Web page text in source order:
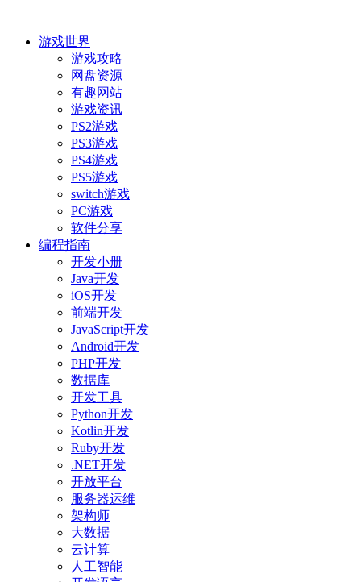
游戏世界
游戏攻略
网盘资源
有趣网站
游戏资讯
PS2游戏
PS3游戏
PS4游戏
PS5游戏
switch游戏
PC游戏
软件分享
编程指南
开发小册
Java开发
iOS开发
前端开发
JavaScript开发
Android开发
PHP开发
数据库
开发工具
Python开发
Kotlin开发
Ruby开发
.NET开发
开放平台
服务器运维
架构师
大数据
云计算
人工智能